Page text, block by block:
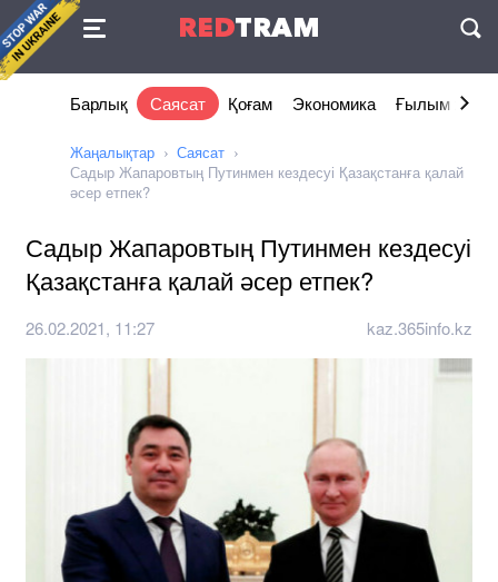
REDTRAM
Келісімі
Барлық Саясат Қоғам Экономика Ғылым және
Жаңалықтар
Саясат
Садыр Жапаровтың Путинмен кездесуі Қазақстанға қалай
әсер етпек?
Садыр Жапаровтың Путинмен кездесуі
Қазақстанға қалай әсер етпек?
26.02.2021, 11:27 kaz.365info.kz